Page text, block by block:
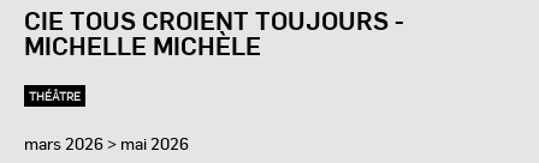
CIE TOUS CROIENT TOUJOURS -
MICHELLE MICHÈLE
THÉÂTRE
mars 2026 > mai 2026